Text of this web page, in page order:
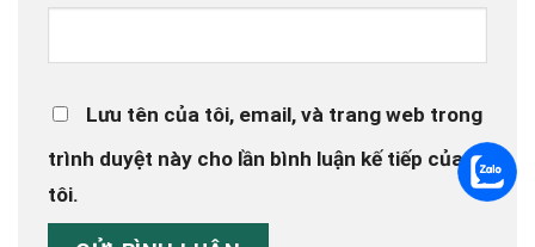
Lưu tên của tôi, email, và trang web trong
trình duyệt này cho lần bình luận kế tiếp của
tôi.